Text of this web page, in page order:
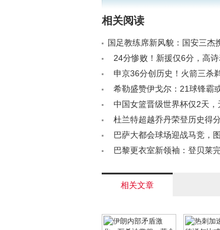
相关阅读
国足教练席新风貌：国安三杰
/a> 24分惨败！新援仅6分，高
俊才单节15分！< /a>
申京36分创历史！火箭三杀
席位已定< /a>
希勒盛赞伊戈尔：21球锋霸
/a> 中国女篮晋级世界杯仅2天
面，数据揭示真相< /a>
杜兰特超越乔丹荣登历史得
在其前 下季或超科比< /a>
巴萨大都会球场迎战马竞，
巴黎更衣室新领袖：登贝莱
相关文章